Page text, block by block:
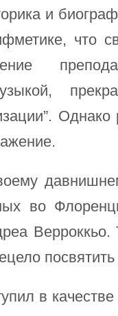
и
что
во
Верроккьо.
в